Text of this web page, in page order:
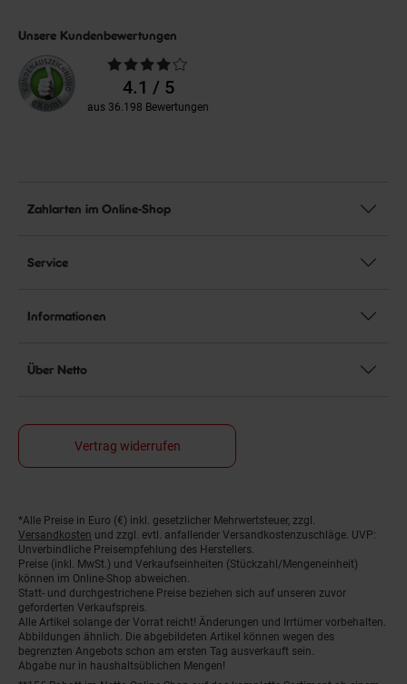
Unsere Kundenbewertungen
Durchschnittliche
Bewertungen4.1 / 5
aus 36.198 Bewertungen
Zahlarten im Online-Shop
Service
Informationen
Über Netto
Vertrag widerrufen
Fußnoten
*Alle Preise in Euro (€) inkl. gesetzlicher Mehrwertsteuer, zzgl.
Versandkosten und zzgl. evtl. anfallender Versandkostenzuschläge. UVP:
Unverbindliche Preisempfehlung des Herstellers.
Preise (inkl. MwSt.) und Verkaufseinheiten (Stückzahl/Mengeneinheit)
können im Online-Shop abweichen.
Statt- und durchgestrichene Preise beziehen sich auf unseren zuvor
geforderten Verkaufspreis.
Alle Artikel solange der Vorrat reicht! Änderungen und Irrtümer vorbehalten.
Abbildungen ähnlich. Die abgebildeten Artikel können wegen des
begrenzten Angebots schon am ersten Tag ausverkauft sein.
Abgabe nur in haushaltsüblichen Mengen!